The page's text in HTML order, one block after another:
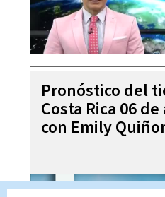
Pronóstico del
Costa Rica 06
con Emily